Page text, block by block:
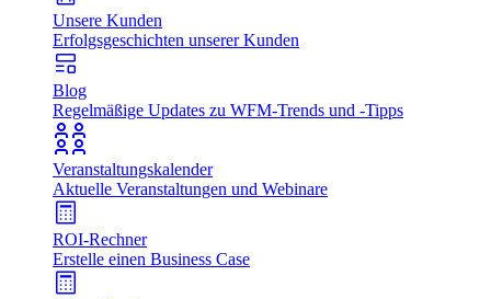
Unsere Kunden
Erfolgsgeschichten unserer Kunden
Blog
Regelmäßige Updates zu WFM-Trends und -Tipps
Veranstaltungskalender
Aktuelle Veranstaltungen und Webinare
ROI-Rechner
Erstelle einen Business Case